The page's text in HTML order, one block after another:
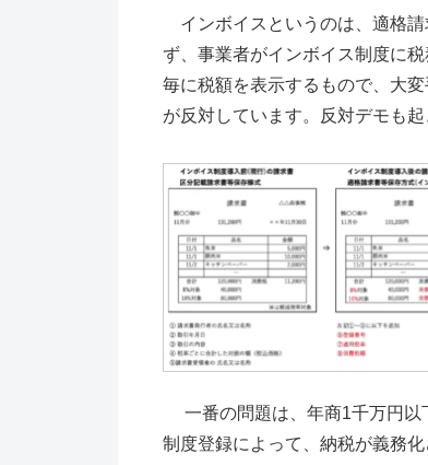
インボイスというのは、適格請
ず、事業者がインボイス制度に
毎に税額を表示するもので、大
が反対しています。反対デモも起
一番の問題は、年商1千万円以
制度登録によって、納税が義務